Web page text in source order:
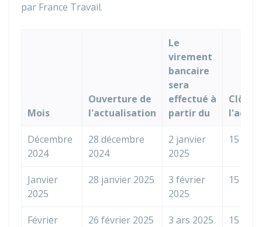
par France Travail.
Mois
Ouverture de
l'actualisation
Le
virement
bancaire
sera
effectué à
partir du
Décembre
2024
28 décembre
2024
2 janvier
2025
15
Janvier
2025
28 janvier 2025
3 février
2025
15
Février
26 février 2025 3 ars 2025 15